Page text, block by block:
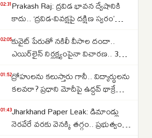
02:31Prakash Raj: ద్రవిడ భావన ద్వేషానికి
కాదు.. ‘ద్రవిడ-వివక్షపై దక్షిణ స్వరం’
02:05కువైట్ పేరుతో నకిలీ వీసాల దందా..
ఎయిర్‌లైన్ నిర్లక్ష్యంపైనా విచారణ.. 39
01:52ద్రోహులను కలుస్తారు గానీ.. విద్యార్థులను
కలవరా? ప్రధాని మోదీపై ఉద్ధవ్ థాక్రే
01:43Jharkhand Paper Leak: డిమాండ్లు
నెరవేరే వరకు వెనక్కి తగ్గం.. ప్రభుత్వంతో